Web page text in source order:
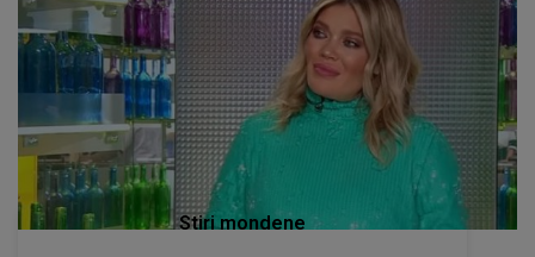
Stiri mondene